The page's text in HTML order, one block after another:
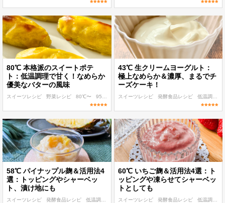
80℃ 本格派のスイートポテ
ト：低温調理で甘く！なめらか
優美なバターの風味
スイーツレシピ 野菜レシピ 80℃〜 95℃〜 おもてなし・ごちそう
43℃ 生クリームヨーグルト：
極上なめらか＆濃厚、まるでチ
ーズケーキ！
スイーツレシピ 発酵食品レシピ 低温調理 麹・発酵食レシピ
58℃ パイナップル麹＆活用法4
選：トッピングやシャーベッ
ト、漬け地にも
スイーツレシピ 発酵食品レシピ 低温調理 麹・発酵食レシピ 55℃〜 作り置き
60℃ いちご麹＆活用法4選：ト
ッピングや凍らせてシャーベッ
トとしても
スイーツレシピ 発酵食品レシピ 低温調理 麹・発酵食レシピ